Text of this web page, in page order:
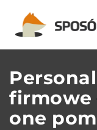
firmowe
one